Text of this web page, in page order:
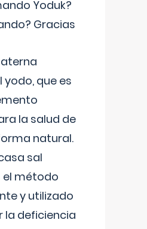
Yoduk?
Gracias
yodo, que es
la salud de
natural.
sal
el método
y utilizado
la deficiencia